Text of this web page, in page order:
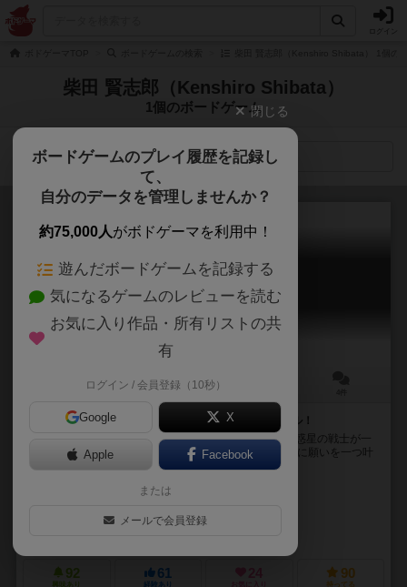
柴田 賢志郎（Kenshiro Shibata）
1個のボードゲーム
検索メニュー
惑星バトルNo.1
Planet Battle Number One
15～30分
簡単ルールでサクッと楽しめる惑星代表バトルロイヤル！
■ 概要 惑星「ナグリアイ」に集められた戦士達。 どの惑星の戦士が一
番強いのか、 神がバトルロイヤルを開催！ 優勝者は神に願いを一つ叶
えてもらえる！ サイコロに...
シュンロイド（SHUNROID）
92
興味あり
61
経験あり お気に入り
90
持ってる
閉じる
ボードゲームのプレイ履歴を記録し
て、
自分のデータを管理しませんか？
約75,000人がボドゲーマを利用中！
遊んだボードゲームを記録する
気になるゲームのレビューを読む
お気に入り作品・所有リストの共
有
ログイン / 会員登録（10秒）
Google X
Apple Facebook
または
メールで会員登録